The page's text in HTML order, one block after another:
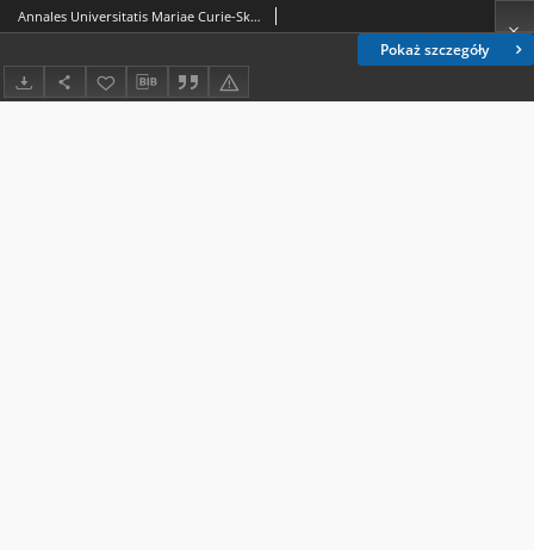
Pokaż szczegóły
Annales Universitatis Mariae Curie-Skłodowska. Sectio C, Biologia Vol. 48 (1993). Spis treści